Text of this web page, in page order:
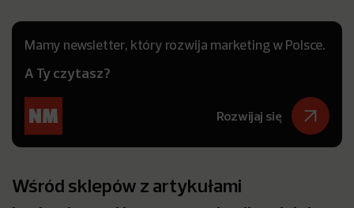
Mamy newsletter, który rozwija marketing w Polsce.
A Ty czytasz?
Rozwijaj się
Wśród sklepów z artykułami